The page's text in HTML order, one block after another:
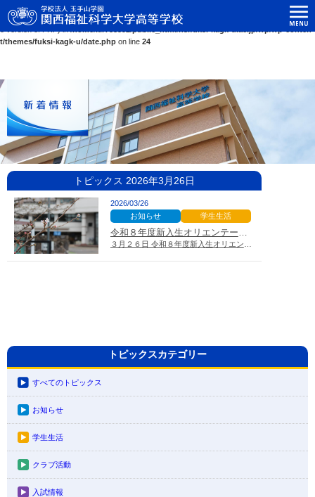
Warning: Use of undefined constant ASC - assumed 'ASC' (this will throw an Error in a futur
t/themes/fuksi-kagk-u/date.php on line 24
関西福祉科学大学高等学校
トピックス 2026年3月26日
2026/03/26
お知らせ
学生生活
令和８年度新入生オリエンテーション
トピックスカテゴリー
すべてのトピックス
お知らせ
学生生活
クラブ活動
入試情報